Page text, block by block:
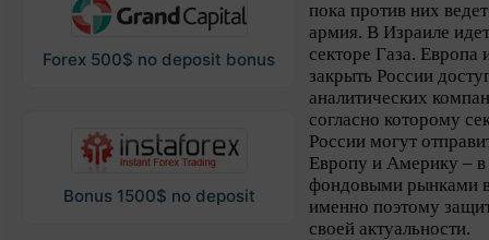
Forex 500$ no deposit bonus
Bonus 1500$ no deposit
пока против них
армия. В Израиле
секторе Газа.
закрыть России
аналитических
согласно которому
России могут
Европу и Америку –
фондовыми рынками в
именно поэтому
своей актуальности.